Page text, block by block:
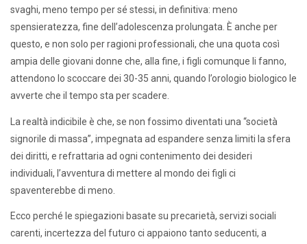
svaghi, meno tempo per sé stessi, in definitiva: meno
spensieratezza, fine dell’adolescenza prolungata. È anche per
questo, e non solo per ragioni professionali, che una quota così
ampia delle giovani donne che, alla fine, i figli comunque li fanno,
attendono lo scoccare dei 30-35 anni, quando l’orologio biologico le
avverte che il tempo sta per scadere.
La realtà indicibile è che, se non fossimo diventati una “società
signorile di massa”, impegnata ad espandere senza limiti la sfera
dei diritti, e refrattaria ad ogni contenimento dei desideri
individuali, l’avventura di mettere al mondo dei figli ci
spaventerebbe di meno.
Ecco perché le spiegazioni basate su precarietà, servizi sociali
carenti, incertezza del futuro ci appaiono tanto seducenti, a